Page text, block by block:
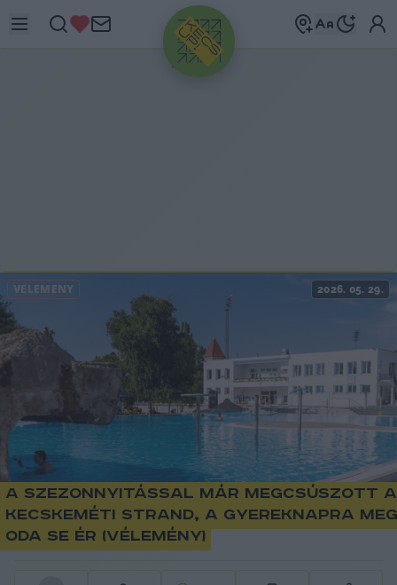
HIRDETÉS
VÉLEMÉNY 2026. 05. 29.
A szezonnyitással már megcsúszott a
kecskeméti strand, a gyereknapra meg
oda se ér (Vélemény)